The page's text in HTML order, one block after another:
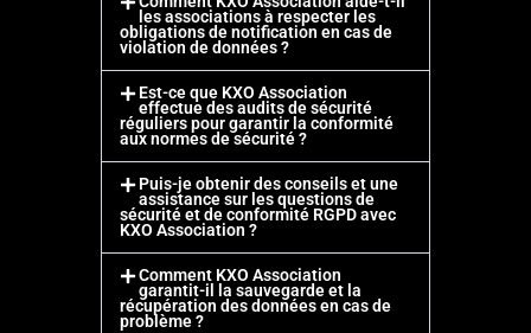
les associations à respecter les
obligations de notification en cas de
violation de données ?
Est-ce que KXO Association
effectue des audits de sécurité
réguliers pour garantir la conformité
aux normes de sécurité ?
Puis-je obtenir des conseils et une
assistance sur les questions de
sécurité et de conformité RGPD avec
KXO Association ?
Comment KXO Association
garantit-il la sauvegarde et la
récupération des données en cas de
problème ?